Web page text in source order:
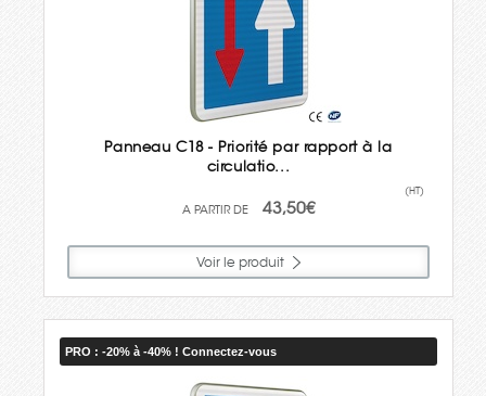
Panneau C18 - Priorité par rapport à la
circulatio...
43,50€
(HT)
Voir le produit
PRO : -20% à -40% ! Connectez-vous